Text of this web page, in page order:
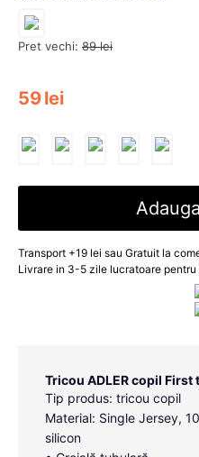
Pret vechi: 89 lei
59lei
Transport +19 lei sau Gratuit la
Livrare in 3-5 zile lucratoare
Tricou ADLER copil First
Tip produs: tricou copil
Material: Single Jersey,
silicon